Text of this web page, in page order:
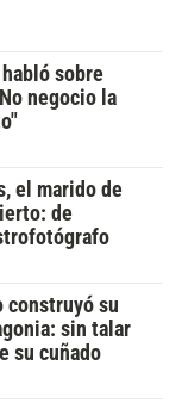
sobre
negocio la
el marido de
de
construyó su
sin talar
su cuñado